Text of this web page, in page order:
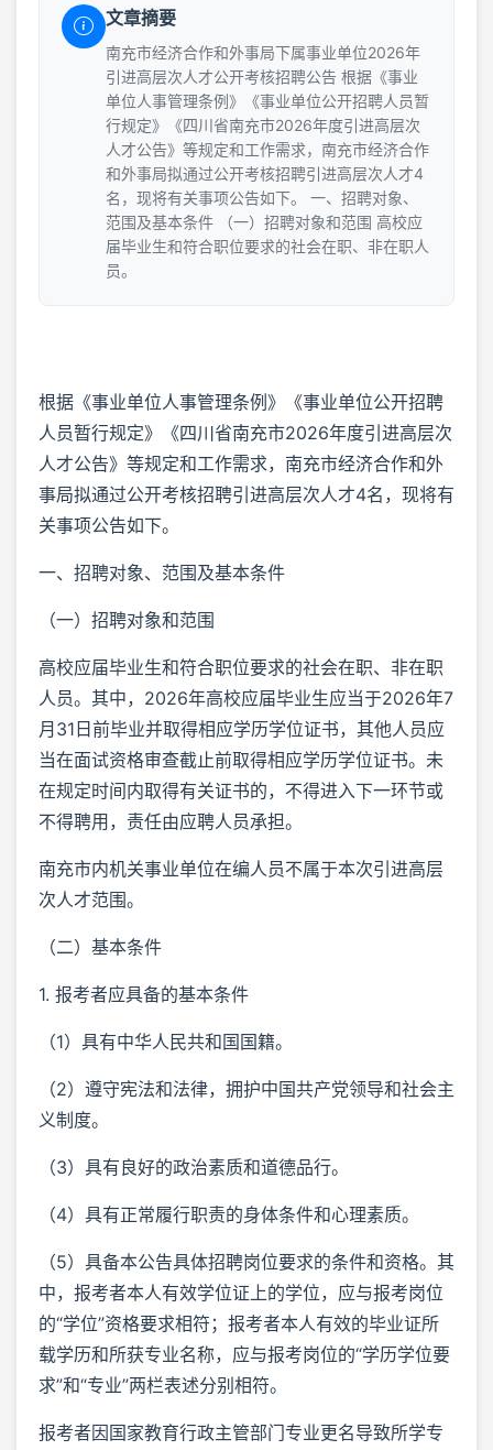
文章摘要
南充市经济合作和外事局下属事业单位2026年
引进高层次人才公开考核招聘公告 根据《事业
单位人事管理条例》《事业单位公开招聘人员暂
行规定》《四川省南充市2026年度引进高层次
人才公告》等规定和工作需求，南充市经济合作
和外事局拟通过公开考核招聘引进高层次人才4
名，现将有关事项公告如下。 一、招聘对象、
范围及基本条件 （一）招聘对象和范围 高校应
届毕业生和符合职位要求的社会在职、非在职人
员。
根据《事业单位人事管理条例》《事业单位公开招聘
人员暂行规定》《四川省南充市2026年度引进高层次
人才公告》等规定和工作需求，南充市经济合作和外
事局拟通过公开考核招聘引进高层次人才4名，现将有
关事项公告如下。
一、招聘对象、范围及基本条件
（一）招聘对象和范围
高校应届毕业生和符合职位要求的社会在职、非在职
人员。其中，2026年高校应届毕业生应当于2026年7
月31日前毕业并取得相应学历学位证书，其他人员应
当在面试资格审查截止前取得相应学历学位证书。未
在规定时间内取得有关证书的，不得进入下一环节或
不得聘用，责任由应聘人员承担。
南充市内机关事业单位在编人员不属于本次引进高层
次人才范围。
（二）基本条件
1. 报考者应具备的基本条件
（1）具有中华人民共和国国籍。
（2）遵守宪法和法律，拥护中国共产党领导和社会主
义制度。
（3）具有良好的政治素质和道德品行。
（4）具有正常履行职责的身体条件和心理素质。
（5）具备本公告具体招聘岗位要求的条件和资格。其
中，报考者本人有效学位证上的学位，应与报考岗位
的“学位”资格要求相符；报考者本人有效的毕业证所
载学历和所获专业名称，应与报考岗位的“学历学位要
求”和“专业”两栏表述分别相符。
报考者因国家教育行政主管部门专业更名导致所学专